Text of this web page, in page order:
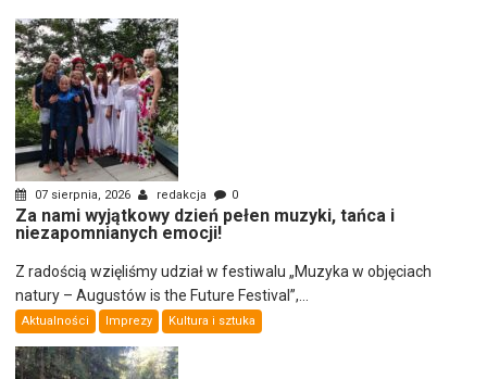
07 sierpnia, 2026 redakcja 0
Za nami wyjątkowy dzień pełen muzyki, tańca i
niezapomnianych emocji!
Z radością wzięliśmy udział w festiwalu „Muzyka w objęciach
natury – Augustów is the Future Festival”,...
Aktualności Imprezy Kultura i sztuka